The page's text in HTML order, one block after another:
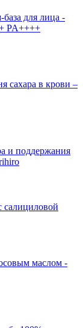
для лица -
PA++++
сахара в крови –
и поддержания
салициловой
маслом -